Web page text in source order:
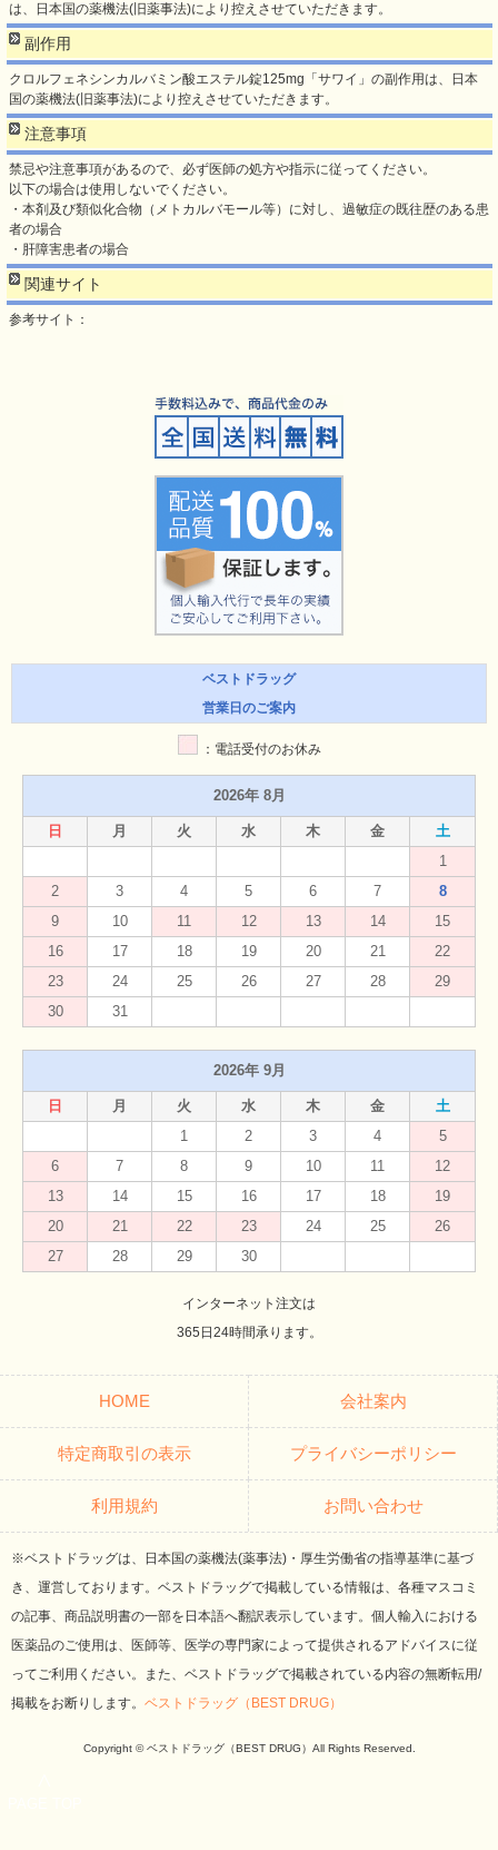
は、日本国の薬機法(旧薬事法)により控えさせていただきます。
副作用
クロルフェネシンカルバミン酸エステル錠125mg「サワイ」の副作用は、日本
国の薬機法(旧薬事法)により控えさせていただきます。
注意事項
禁忌や注意事項があるので、必ず医師の処方や指示に従ってください。
以下の場合は使用しないでください。
・本剤及び類似化合物（メトカルバモール等）に対し、過敏症の既往歴のある患
者の場合
・肝障害患者の場合
関連サイト
参考サイト：
ベストドラッグ
営業日のご案内
：電話受付のお休み
2026年 8月
日 月 火 水 木 金
土
1
2
3 4 5 6 7
8
9
10 11 12 13 14
15
16
17 18 19 20 21
22
23
24 25 26 27 28
29
30
31
2026年 9月
日 月 火 水 木 金
土
1
2 3 4
5
6
7 8 9 10 11
12
13
14 15 16 17 18
19
20
21 22 23 24 25
26
27
28 29 30
インターネット注文は
365日24時間承ります。
HOME 会社案内
特定商取引の表示 プライバシーポリシー
利用規約 お問い合わせ
※ベストドラッグは、日本国の薬機法(薬事法)・厚生労働省の指導基準に基づ
き、運営しております。ベストドラッグで掲載している情報は、各種マスコミ
の記事、商品説明書の一部を日本語へ翻訳表示しています。個人輸入における
医薬品のご使用は、医師等、医学の専門家によって提供されるアドバイスに従
ってご利用ください。また、ベストドラッグで掲載されている内容の無断転用/
掲載をお断りします。 ベストドラッグ（BEST DRUG）
Copyright © ベストドラッグ（BEST DRUG）All Rights Reserved.